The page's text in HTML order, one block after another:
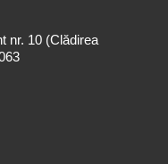
nr. 10 (Clădirea